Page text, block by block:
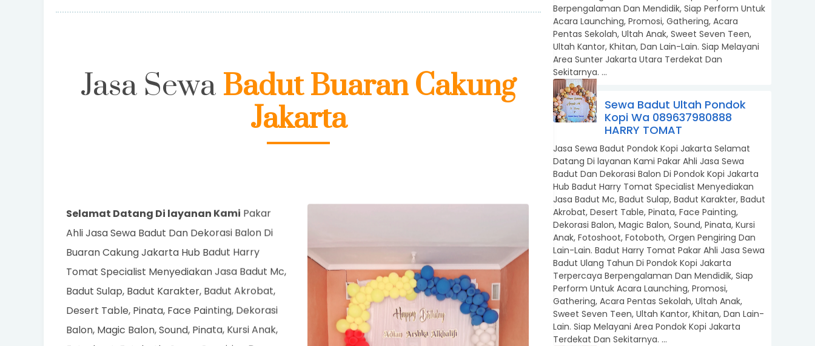
Jasa Sewa Badut Buaran Cakung
Jakarta
Berpengalaman Dan Mendidik, Siap Perform Untuk
Acara Launching, Promosi, Gathering, Acara
Pentas Sekolah, Ultah Anak, Sweet Seven Teen,
Ultah Kantor, Khitan, Dan Lain-Lain. Siap Melayani
Area Sunter Jakarta Utara Terdekat Dan
Sekitarnya. ...
Sewa Badut Ultah Pondok
Kopi Wa 089637980888
HARRY TOMAT
Jasa Sewa Badut Pondok Kopi Jakarta Selamat
Datang Di layanan Kami Pakar Ahli Jasa Sewa
Badut Dan Dekorasi Balon Di Pondok Kopi Jakarta
Hub Badut Harry Tomat Specialist Menyediakan
Jasa Badut Mc, Badut Sulap, Badut Karakter, Badut
Akrobat, Desert Table, Pinata, Face Painting,
Dekorasi Balon, Magic Balon, Sound, Pinata, Kursi
Anak, Fotoshoot, Fotoboth, Orgen Pengiring Dan
Lain-Lain. Badut Harry Tomat Pakar Ahli Jasa Sewa
Badut Ulang Tahun Di Pondok Kopi Jakarta
Terpercaya Berpengalaman Dan Mendidik, Siap
Perform Untuk Acara Launching, Promosi,
Gathering, Acara Pentas Sekolah, Ultah Anak,
Sweet Seven Teen, Ultah Kantor, Khitan, Dan Lain-
Lain. Siap Melayani Area Pondok Kopi Jakarta
Terdekat Dan Sekitarnya. ...